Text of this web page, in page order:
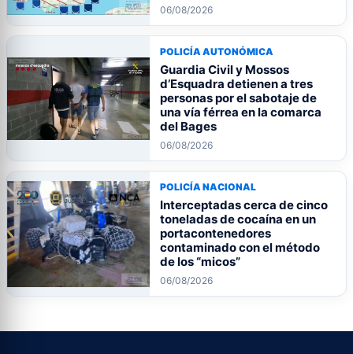
06/08/2026
POLICÍA AUTONÓMICA
Guardia Civil y Mossos
d’Esquadra detienen a tres
personas por el sabotaje de
una vía férrea en la comarca
del Bages
06/08/2026
POLICÍA NACIONAL
Interceptadas cerca de cinco
toneladas de cocaína en un
portacontenedores
contaminado con el método
de los “micos”
06/08/2026